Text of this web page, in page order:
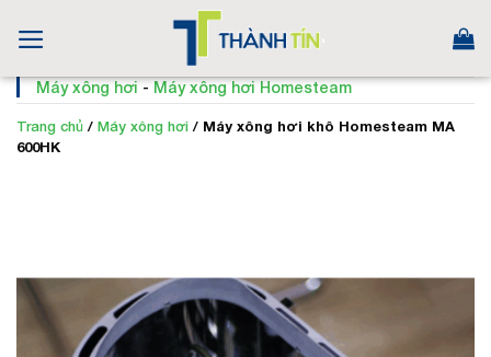
Máy xông hơi-Máy xông hơi Homesteam
Trang chủ / Máy xông hơi / Máy xông hơi khô Homesteam MA
600HK